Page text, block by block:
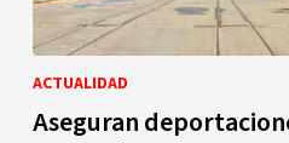
ACTUALIDAD
Aseguran